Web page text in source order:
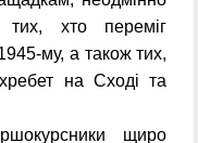
хто переміг
му, а також тих,
на Сході та
щиро